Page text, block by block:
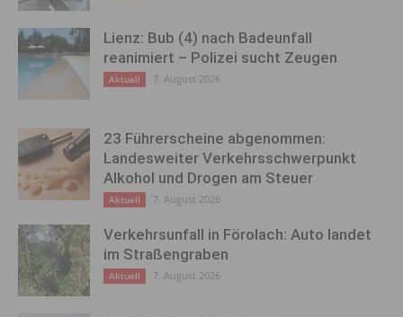
Lienz: Bub (4) nach Badeunfall
reanimiert – Polizei sucht Zeugen
Aktuell 7. August 2026
23 Führerscheine abgenommen:
Landesweiter Verkehrsschwerpunkt
Alkohol und Drogen am Steuer
Aktuell 7. August 2026
Verkehrsunfall in Förolach: Auto landet
im Straßengraben
Aktuell 7. August 2026